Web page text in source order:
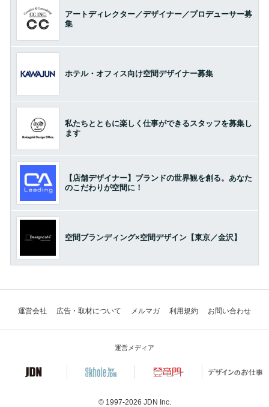
アートディレクター／デザイナー／プロデューサー募
集
ホテル・オフィス向け空間デザイナー募集
私たちとともに楽しく仕事ができるスタッフを募集し
ます
【店舗デザイナー】ブランドの世界観を創る。あなた
のこだわりが空間に！
空間ブランディング×空間デザイン【東京／金沢】
運営会社 広告・取材について メルマガ 利用規約 お問い合わせ
運営メディア
© 1997-2026 JDN Inc.